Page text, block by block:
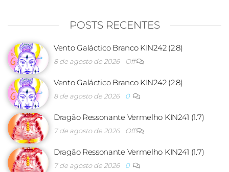
POSTS RECENTES
Vento Galáctico Branco KIN242 (2.8)
8 de agosto de 2026 Off
Vento Galáctico Branco KIN242 (2.8)
8 de agosto de 2026 0
Dragão Ressonante Vermelho KIN241 (1.7)
7 de agosto de 2026 Off
Dragão Ressonante Vermelho KIN241 (1.7)
7 de agosto de 2026 0